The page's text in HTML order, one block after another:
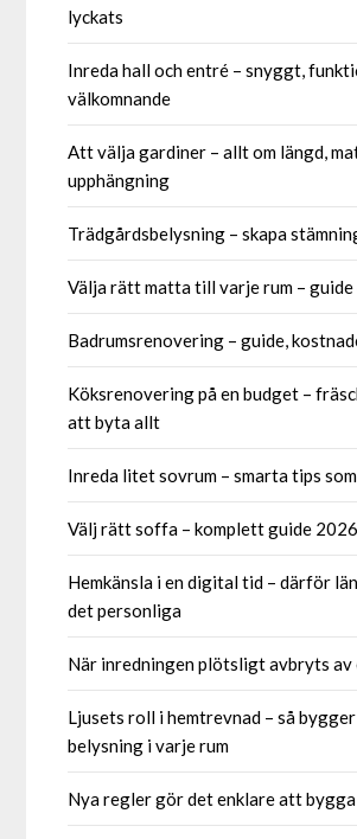
lyckats
Inreda hall och entré – snyggt,
välkomnande
Att välja gardiner – allt om längd,
upphängning
Trädgårdsbelysning – skapa
Välja rätt matta till varje rum – guide
Badrumsrenovering – guide,
Köksrenovering på en budget –
att byta allt
Inreda litet sovrum – smarta tips
Välj rätt soffa – komplett guide 2026
Hemkänsla i en digital tid – därför
det personliga
När inredningen plötsligt avbryts av
Ljusets roll i hemtrevnad – så
belysning i varje rum
Nya regler gör det enklare att